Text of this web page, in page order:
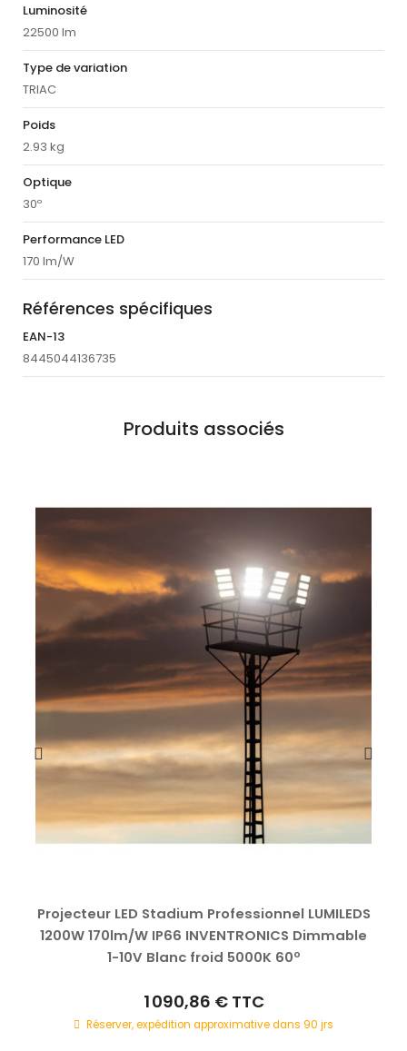
Luminosité
22500 lm
Type de variation
TRIAC
Poids
2.93 kg
Optique
30º
Performance LED
170 lm/W
Références spécifiques
EAN-13
8445044136735
Produits associés
Projecteur LED Stadium Professionnel LUMILEDS
1200W 170lm/W IP66 INVENTRONICS Dimmable
1-10V Blanc froid 5000K 60º
1 090,86 € TTC
Réserver, expédition approximative dans 90 jrs